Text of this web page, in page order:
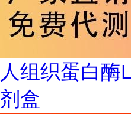
人组织蛋白酶
剂盒